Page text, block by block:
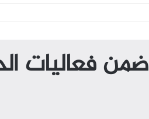
ضمن فعاليات